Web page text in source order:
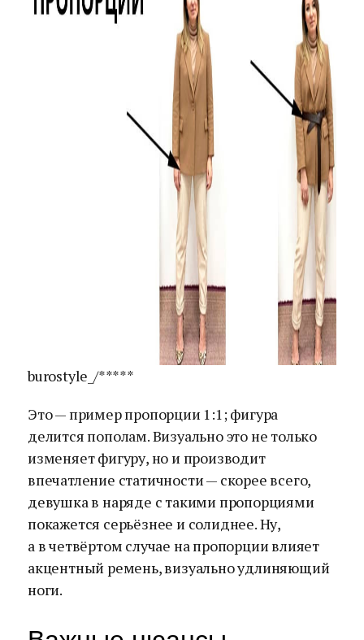
burostyle_/*****
Это — пример пропорции 1:1; фигура
делится пополам. Визуально это не только
изменяет фигуру, но и производит
впечатление статичности — скорее всего,
девушка в наряде с такими пропорциями
покажется серьёзнее и солиднее. Ну,
а в четвёртом случае на пропорции влияет
акцентный ремень, визуально удлиняющий
ноги.